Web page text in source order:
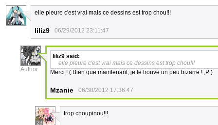
7
elle pleure c'est vrai mais ce dessins est trop chou!!!
liliz9 06/29/2012 23:11:47
7
Author
liliz9 said:
elle pleure c'est vrai mais ce dessins est trop chou!!!
Merci ! ( Bien que maintenant, je le trouve un peu bizarre ! ;P )
Mzanie 06/30/2012 17:36:47
23
trop choupinou!!!